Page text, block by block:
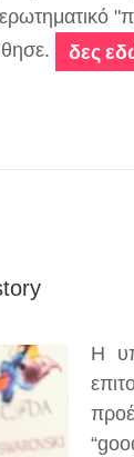
δες
Η